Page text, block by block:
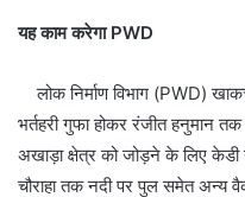
यह काम करेगा PWD
लोक निर्माण विभाग (PWD)
भर्तहरी गुफा होकर रंजीत हनुमान
अखाड़ा क्षेत्र को जोड़ने के लिए केडी
चौराहा तक नदी पर पुल समेत अन्य